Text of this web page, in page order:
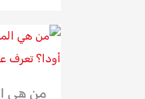
من هي